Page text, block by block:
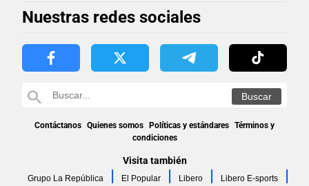
Nuestras redes sociales
Contáctanos Quienes somos Políticas y estándares Términos y
condiciones
Visita también
Grupo La República El Popular Libero Libero E-sports